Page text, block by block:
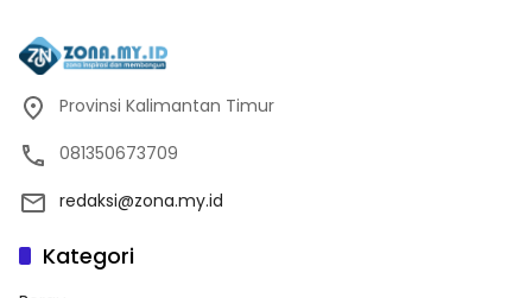
Provinsi Kalimantan Timur
081350673709
redaksi@zona.my.id
Kategori